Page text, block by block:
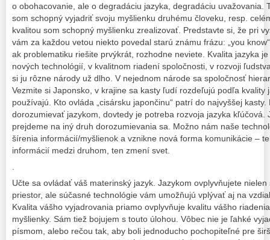
o obohacovanie, ale o degradáciu jazyka, degradáciu uvažovania.
som schopný vyjadriť svoju myšlienku druhému človeku, resp.
kvalitou som schopný myšlienku zrealizovať. Predstavte si, že pri
vám za každou vetou niekto povedal starú známu frázu: „you
ak problematiku riešite prvýkrát, rozhodne neviete. Kvalita jazyka
nových technológií, v kvalitnom riadení spoločnosti, v rozvoji
si ju rôzne národy už dlho. V nejednom národe sa spoločnosť
Vezmite si Japonsko, v krajine sa kasty ľudí rozdeľujú podľa kvality
používajú. Kto ovláda „cisársku japončinu“ patrí do najvyššej
dorozumievať jazykom, dovtedy je potreba rozvoja jazyka kľúčová.
prejdeme na iný druh dorozumievania sa. Možno nám naše
šírenia informácií/myšlienok a vznikne nová forma komunikácie –
informácií medzi druhom, ten zmení svet.
.
Učte sa ovládať váš materinský jazyk. Jazykom ovplyvňujete
priestor, ale súčasné technológie vám umožňujú vplývať aj na
Kvalita vášho vyjadrovania priamo ovplyvňuje kvalitu vášho
myšlienky. Sám tiež bojujem s touto úlohou. Vôbec nie je ľahké
písmom, alebo rečou tak, aby boli jednoducho pochopiteľné pre